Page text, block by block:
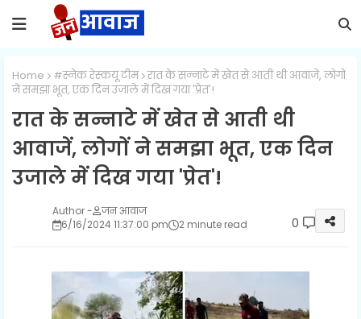
Home #स्नेक रेस्कयू टीम रात के सन्नाटे में खेत से आती थी आवाजें, लोगों
ने समझा भूत, एक दिन उजाले में दिख गया 'प्रेत'!
रात के सन्नाटे में खेत से आती थी
आवाजें, लोगों ने समझा भूत, एक दिन
उजाले में दिख गया 'प्रेत'!
जन आवाज
6/16/2024 11:37:00 pm
2 minute read 0